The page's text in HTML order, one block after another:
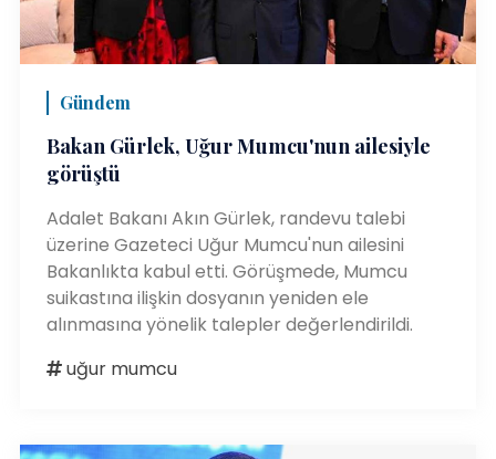
Gündem
Bakan Gürlek, Uğur Mumcu'nun ailesiyle
görüştü
Adalet Bakanı Akın Gürlek, randevu talebi
üzerine Gazeteci Uğur Mumcu'nun ailesini
Bakanlıkta kabul etti. Görüşmede, Mumcu
suikastına ilişkin dosyanın yeniden ele
alınmasına yönelik talepler değerlendirildi.
uğur mumcu